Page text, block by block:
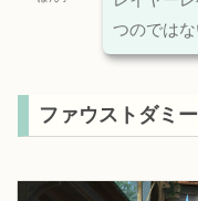
つのでは
ファウストダミ